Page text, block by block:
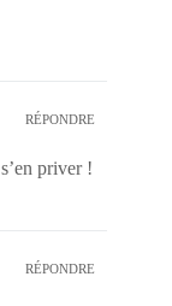
RÉPONDRE
priver !
RÉPONDRE